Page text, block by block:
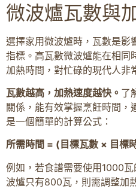
微波爐瓦數與
選擇家用微波爐時，瓦數是影
指標。高瓦數微波爐能在相同
加熱時間，對忙碌的現代人非
瓦數越高，加熱速度越快。 了
關係，能有效掌握烹飪時間，
是一個簡單的計算公式：
所需時間 = (目標瓦數 × 目標
例如，若食譜需要使用1000
波爐只有800瓦，則需調整加